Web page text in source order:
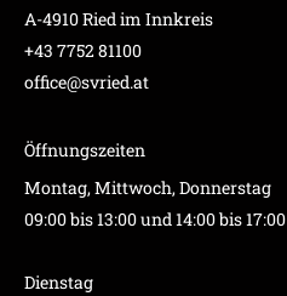
A-4910 Ried im Innkreis
+43 7752 81100
office@svried.at
Öffnungszeiten
Montag, Mittwoch, Donnerstag
09:00 bis 13:00 und 14:00 bis 17:00
Dienstag